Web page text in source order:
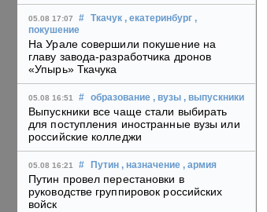
05.08 17:07 # Ткачук , екатеринбург ,
покушение
На Урале совершили покушение на
главу завода-разработчика дронов
«Упырь» Ткачука
05.08 16:51 # образование , вузы , выпускники
Выпускники все чаще стали выбирать
для поступления иностранные вузы или
российские колледжи
05.08 16:21 # Путин , назначение , армия
Путин провел перестановки в
руководстве группировок российских
войск